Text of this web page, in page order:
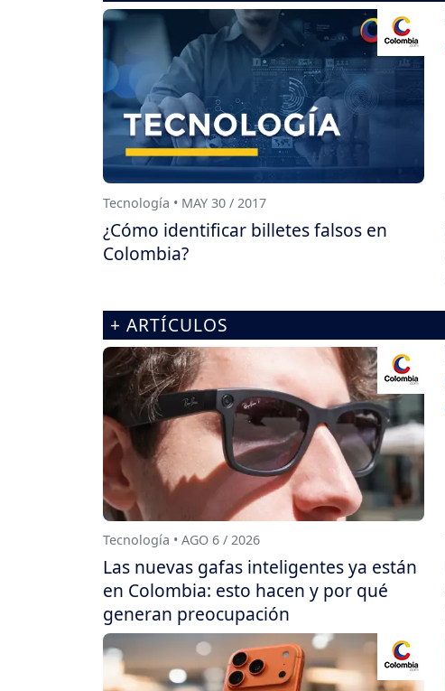
Tecnología • MAY 30 / 2017
¿Cómo identificar billetes falsos en
Colombia?
+ ARTÍCULOS
Tecnología • AGO 6 / 2026
Las nuevas gafas inteligentes ya están
en Colombia: esto hacen y por qué
generan preocupación